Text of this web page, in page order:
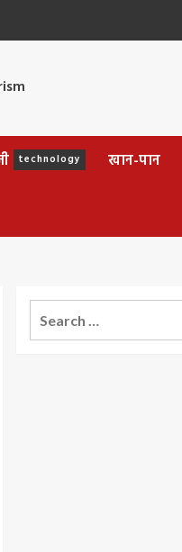
technology खान-पान
for: